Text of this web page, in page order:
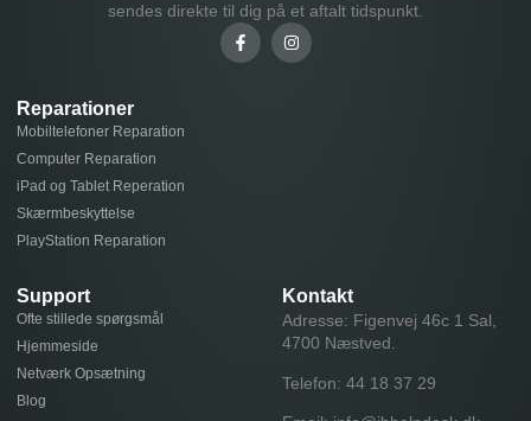
sendes direkte til dig på et aftalt tidspunkt.
Reparationer
Mobiltelefoner Reparation
Computer Reparation
iPad og Tablet Reperation
Skærmbeskyttelse
PlayStation Reparation
Support
Ofte stillede spørgsmål
Hjemmeside
Netværk Opsætning
Blog
Kontakt
Adresse: Figenvej 46c 1 Sal,
4700 Næstved.
Telefon: 44 18 37 29